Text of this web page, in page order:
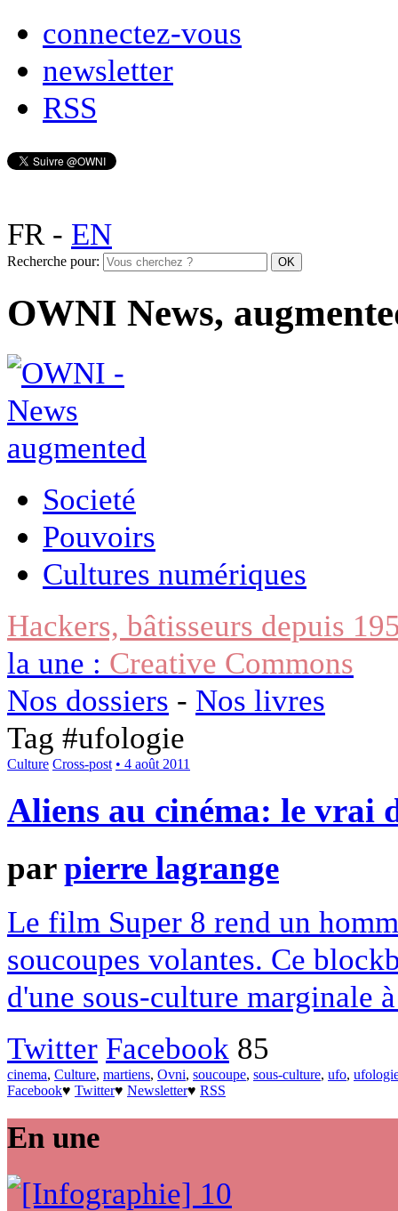
connectez-vous
newsletter
RSS
FR- EN
Recherche pour:
OWNI News,
Societé
Pouvoirs
Cultures numériques
Hackers, bâtisseurs depuis
la une : Creative Commons
Nos dossiers - Nos livres
Tag #ufologie
Culture Cross-post • 4 août 2011
Aliens au cinéma: le vrai
parpierre lagrange
Le film Super 8 rend un
soucoupes volantes. Ce
d'une sous-culture marginale
Twitter Facebook 85
cinema, Culture, martiens, Ovni, soucoupe, sous-culture, ufo,
Facebook♥ Twitter♥ Newsletter♥ RSS
En une